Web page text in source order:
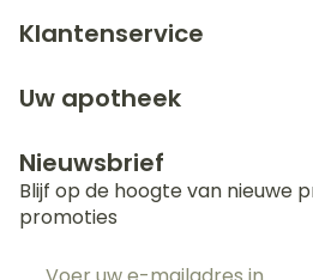
Klantenservice
Uw apotheek
Nieuwsbrief
Blijf op de hoogte van nieuwe
promoties